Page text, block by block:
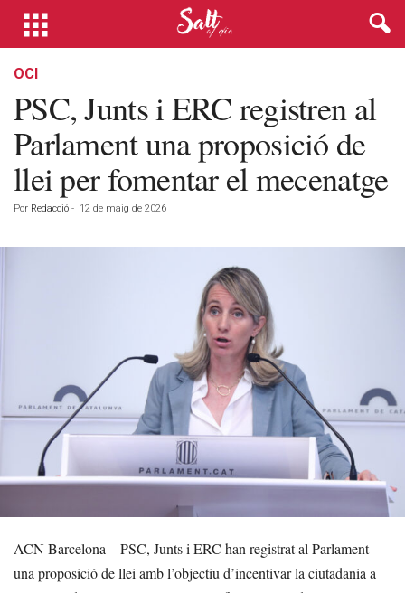
OCI
PSC, Junts i ERC registren al
Parlament una proposició de
llei per fomentar el mecenatge
Por Redacció - 12 de maig de 2026
ACN Barcelona – PSC, Junts i ERC han registrat al Parlament
una proposició de llei amb l’objectiu d’incentivar la ciutadania a